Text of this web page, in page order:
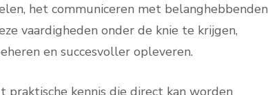
het communiceren met belanghebbenden
vaardigheden onder de knie te krijgen,
en succesvoller opleveren.
praktische kennis die direct kan worden